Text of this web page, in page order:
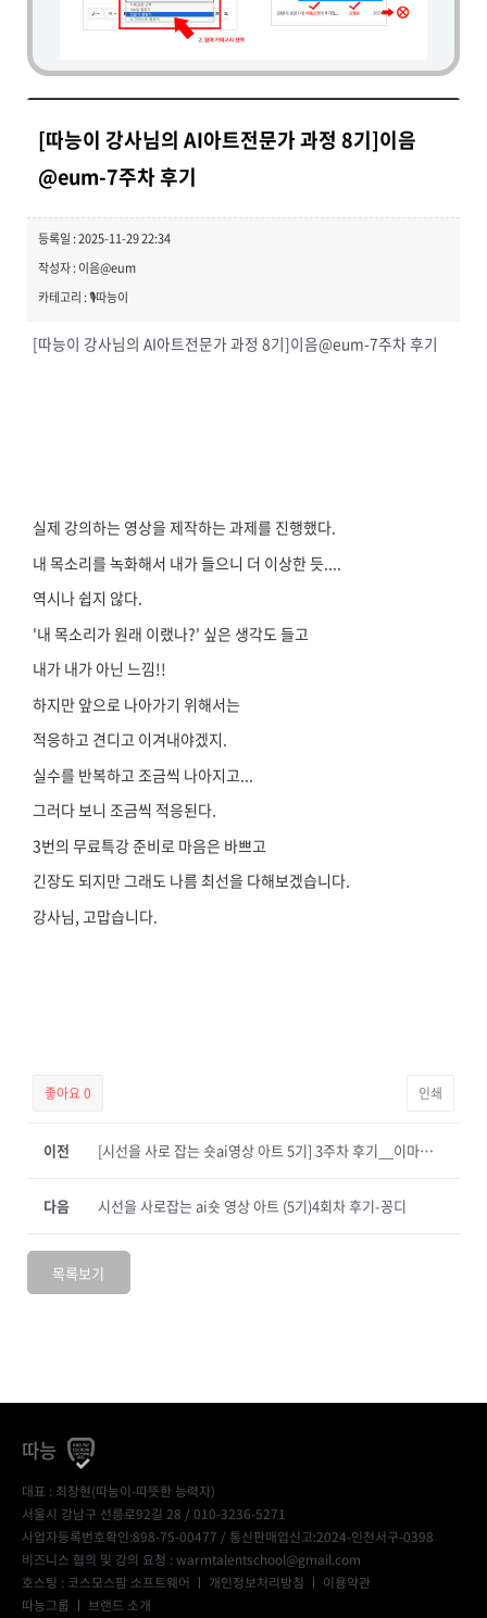
[따능이 강사님의 AI아트전문가 과정 8기]이음
@eum-7주차 후기
등록일 : 2025-11-29 22:34
작성자 : 이음@eum
카테고리 : 🎙️따능이
[따능이 강사님의 AI아트전문가 과정 8기]이음@eum-7주차 후기
실제 강의하는 영상을 제작하는 과제를 진행했다.
내 목소리를 녹화해서 내가 들으니 더 이상한 듯....
역시나 쉽지 않다.
'내 목소리가 원래 이랬나?' 싶은 생각도 들고
내가 내가 아닌 느낌!!
하지만 앞으로 나아가기 위해서는
적응하고 견디고 이겨내야겠지.
실수를 반복하고 조금씩 나아지고...
그러다 보니 조금씩 적응된다.
3번의 무료특강 준비로 마음은 바쁘고
긴장도 되지만 그래도 나름 최선을 다해보겠습니다.
강사님, 고맙습니다.
좋아요0 인쇄
이전 [시선을 사로 잡는 숏ai영상 아트 5기] 3주차 후기__이마블aimarble
시선을 사로잡는 ai숏 영상 아트 (5기)4회차 후기-꽁디
다음
목록보기
따능
대표 : 최창현(따능이-따뜻한 능력자)
서울시 강남구 선릉로92길 28 / 010-3236-5271
사업자등록번호확인:898-75-00477 / 통신판매업신고:2024-인천서구-0398
비즈니스 협의 및 강의 요청 : warmtalentschool@gmail.com
호스팅 : 코스모스팜 소프트웨어 ㅣ 개인정보처리방침 ㅣ 이용약관
따능그룹 ㅣ 브랜드 소개